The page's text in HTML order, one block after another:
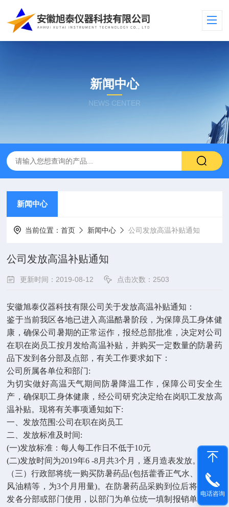
新闻中心
NEWS CENTER
新闻中心
当前位置：首页 新闻中心 公司发放高温补贴通知
公司发放高温补贴通知
更新时间：2019-08-12 点击次数：2503
安徽旭泰仪器科技有限公司关于发放高温补贴通知：
鉴于当前我区各地已进入高温酷暑阶段，为保障员工身体健
康，确保公司暑期的正常运作，报经总部批准，决定对公司
在职在岗员工按月发给高温补贴，并购买一定数量的防暑药
品下发到各分部及点部，有关工作要求如下：
公司所属各单位和部门:
为切实做好高温天气期间防暑降温工作，保障公司安全生
产，确保职工身体健康，经公司研究决定给在岗职工发放高
温补贴。现将有关事项通知如下:
一、发放范围:公司在职在岗员工
二、发放标准及时间:
(一)发放标准：每人每工作日不低于10元
(二)发放时间为2019年6 -8月共3个月，逐月造表发放。
（三）行政部将统一购买防暑药品(包括藿香正气水、仁丹、
风油精等，为3个月用量)。在防暑药品采购到位后将统一下
发各分部或部门使用，以部门为单位统一填制报销单据，并
电话咨询